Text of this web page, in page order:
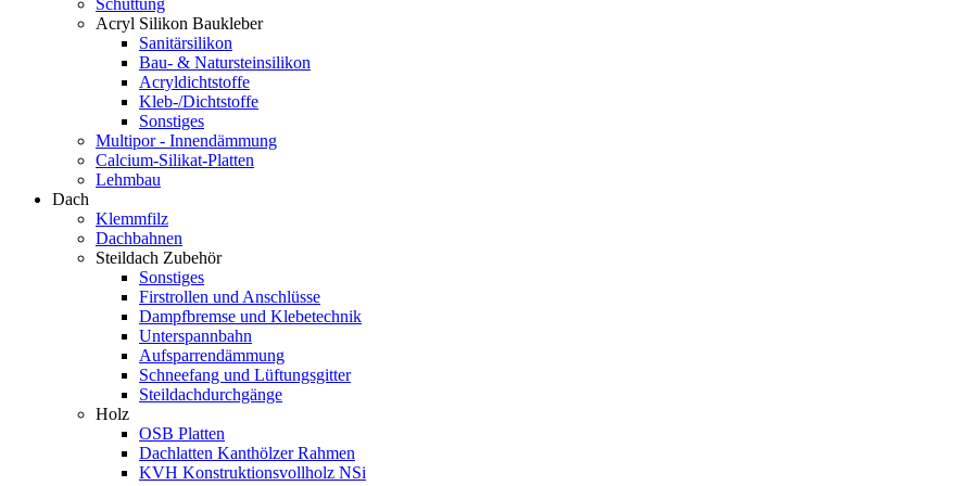
Acryl Silikon Baukleber
Sanitärsilikon
Bau- & Natursteinsilikon
Acryldichtstoffe
Kleb-/Dichtstoffe
Sonstiges
Multipor - Innendämmung
Calcium-Silikat-Platten
Lehmbau
Dach
Klemmfilz
Dachbahnen
Steildach Zubehör
Sonstiges
Firstrollen und Anschlüsse
Dampfbremse und Klebetechnik
Unterspannbahn
Aufsparrendämmung
Schneefang und Lüftungsgitter
Steildachdurchgänge
Holz
OSB Platten
Dachlatten Kanthölzer Rahmen
KVH Konstruktionsvollholz NSi